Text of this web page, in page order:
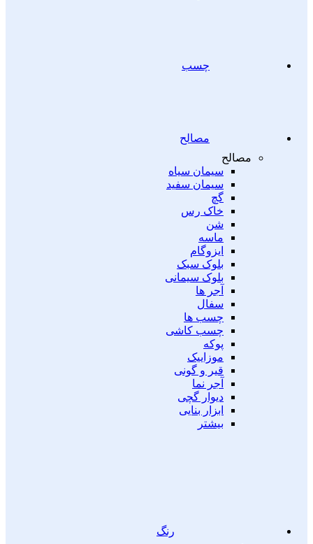
چسب
مصالح
مصالح
سیمان سیاه
سیمان سفید
گچ
خاک رس
شن
ماسه
ایزوگام
بلوک سبک
بلوک سیمانی
آجر ها
سفال
چسب ها
چسب کاشی
پوکه
موزاییک
قیر و گونی
آجر نما
دیوار گچی
ابزار بنایی
بیشتر
رنگ